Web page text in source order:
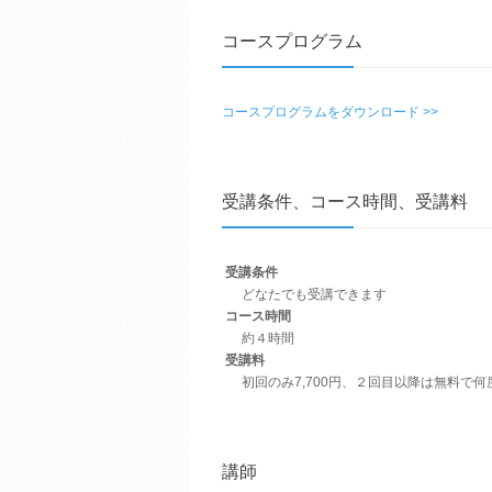
コースプログラム
コースプログラムをダウンロード >>
受講条件、コース時間、受講料
受講条件
どなたでも受講できます
コース時間
約４時間
受講料
初回のみ7,700円、２回目以降は無料で何
講師